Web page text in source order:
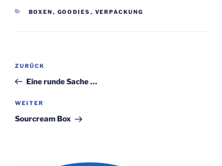
KATEGORIEN
BOXEN , GOODIES , VERPACKUNG
Beitragsnavigation
Vorheriger
Beitrag
ZURÜCK
Eine runde Sache …
Nächster
Beitrag
WEITER
Sourcream Box